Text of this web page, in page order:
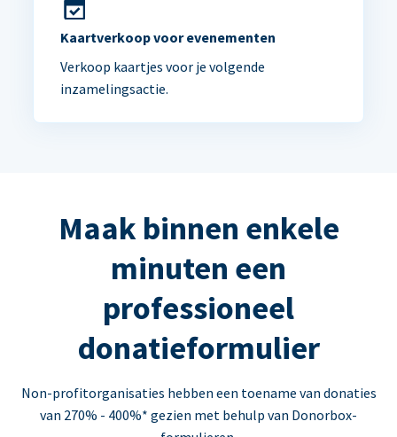
Kaartverkoop voor evenementen
Verkoop kaartjes voor je volgende
inzamelingsactie.
Maak binnen enkele
minuten een
professioneel
donatieformulier
Non-profitorganisaties hebben een toename van donaties
van 270% - 400%* gezien met behulp van Donorbox-